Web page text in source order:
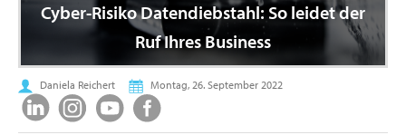
Cyber-Risiko Datendiebstahl: So leidet der
Ruf Ihres Business
Daniela Reichert Montag, 26. September 2022